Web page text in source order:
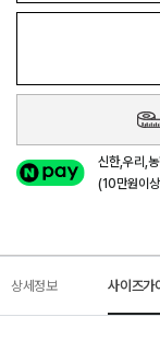
신한,우리,
(10만원이
상세정보 사이즈가